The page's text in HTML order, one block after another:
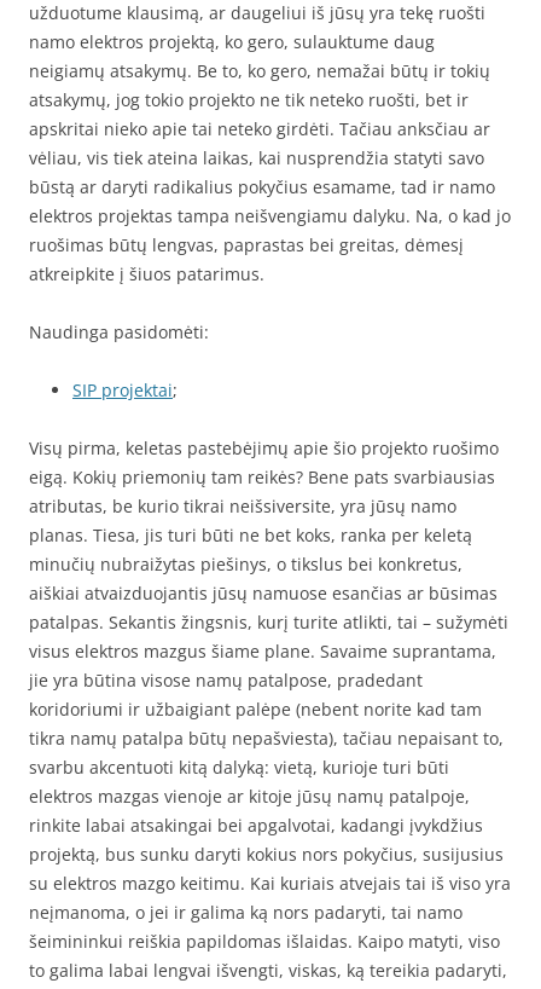
užduotume klausimą, ar daugeliui iš jūsų yra tekę ruošti
namo elektros projektą, ko gero, sulauktume daug
neigiamų atsakymų. Be to, ko gero, nemažai būtų ir tokių
atsakymų, jog tokio projekto ne tik neteko ruošti, bet ir
apskritai nieko apie tai neteko girdėti. Tačiau anksčiau ar
vėliau, vis tiek ateina laikas, kai nusprendžia statyti savo
būstą ar daryti radikalius pokyčius esamame, tad ir namo
elektros projektas tampa neišvengiamu dalyku. Na, o kad jo
ruošimas būtų lengvas, paprastas bei greitas, dėmesį
atkreipkite į šiuos patarimus.
Naudinga pasidomėti:
SIP projektai;
Visų pirma, keletas pastebėjimų apie šio projekto ruošimo
eigą. Kokių priemonių tam reikės? Bene pats svarbiausias
atributas, be kurio tikrai neišsiversite, yra jūsų namo
planas. Tiesa, jis turi būti ne bet koks, ranka per keletą
minučių nubraižytas piešinys, o tikslus bei konkretus,
aiškiai atvaizduojantis jūsų namuose esančias ar būsimas
patalpas. Sekantis žingsnis, kurį turite atlikti, tai – sužymėti
visus elektros mazgus šiame plane. Savaime suprantama,
jie yra būtina visose namų patalpose, pradedant
koridoriumi ir užbaigiant palėpe (nebent norite kad tam
tikra namų patalpa būtų nepašviesta), tačiau nepaisant to,
svarbu akcentuoti kitą dalyką: vietą, kurioje turi būti
elektros mazgas vienoje ar kitoje jūsų namų patalpoje,
rinkite labai atsakingai bei apgalvotai, kadangi įvykdžius
projektą, bus sunku daryti kokius nors pokyčius, susijusius
su elektros mazgo keitimu. Kai kuriais atvejais tai iš viso yra
neįmanoma, o jei ir galima ką nors padaryti, tai namo
šeimininkui reiškia papildomas išlaidas. Kaipo matyti, viso
to galima labai lengvai išvengti, viskas, ką tereikia padaryti,